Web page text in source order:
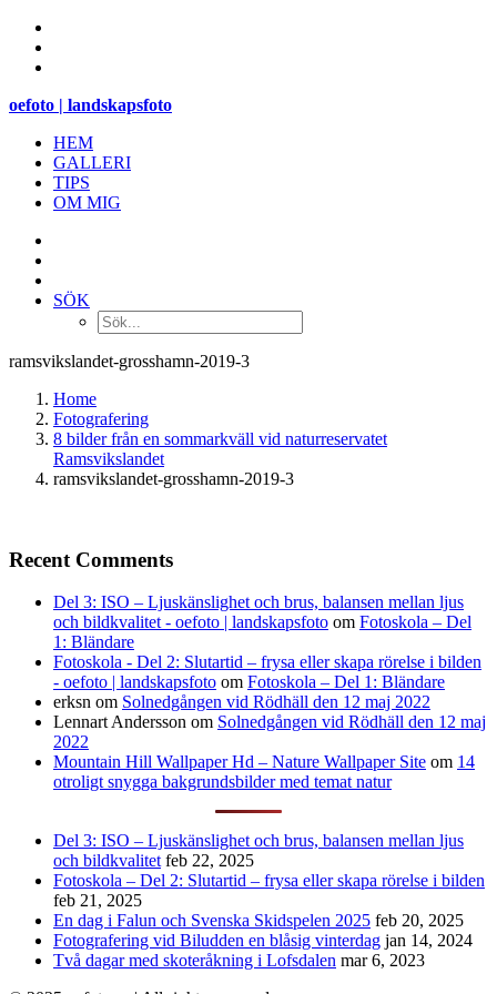
oefoto | landskapsfoto
HEM
GALLERI
TIPS
OM MIG
SÖK
ramsvikslandet-grosshamn-2019-3
Home
Fotografering
8 bilder från en sommarkväll vid naturreservatet
Ramsvikslandet
ramsvikslandet-grosshamn-2019-3
Recent Comments
Del 3: ISO – Ljuskänslighet och brus, balansen mellan ljus
och bildkvalitet - oefoto | landskapsfoto om Fotoskola – Del
1: Bländare
Fotoskola - Del 2: Slutartid – frysa eller skapa rörelse i bilden
- oefoto | landskapsfoto om Fotoskola – Del 1: Bländare
erksn om Solnedgången vid Rödhäll den 12 maj 2022
Lennart Andersson om Solnedgången vid Rödhäll den 12 maj
2022
Mountain Hill Wallpaper Hd – Nature Wallpaper Site om 14
otroligt snygga bakgrundsbilder med temat natur
Del 3: ISO – Ljuskänslighet och brus, balansen mellan ljus
och bildkvalitet feb 22, 2025
Fotoskola – Del 2: Slutartid – frysa eller skapa rörelse i bilden
feb 21, 2025
En dag i Falun och Svenska Skidspelen 2025 feb 20, 2025
Fotografering vid Biludden en blåsig vinterdag jan 14, 2024
Två dagar med skoteråkning i Lofsdalen mar 6, 2023